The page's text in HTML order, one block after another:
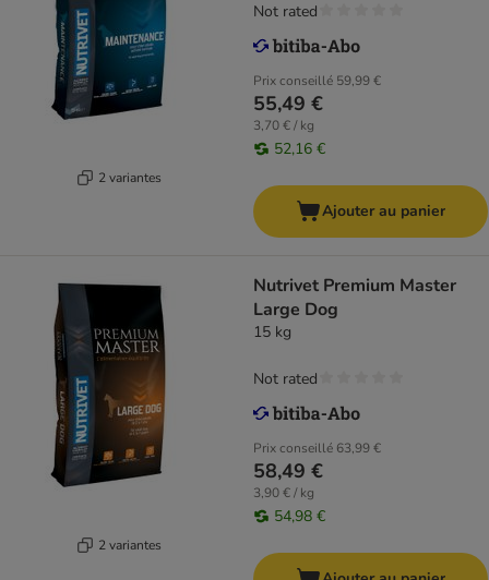
2 variantes
Prix conseillé 59,99 €
55,49 €
3,70 € / kg
52,16 €
Not rated
Ajouter au panier
2 variantes
Nutrivet Premium Master
Large Dog
15 kg
Prix conseillé 63,99 €
58,49 €
3,90 € / kg
54,98 €
Not rated